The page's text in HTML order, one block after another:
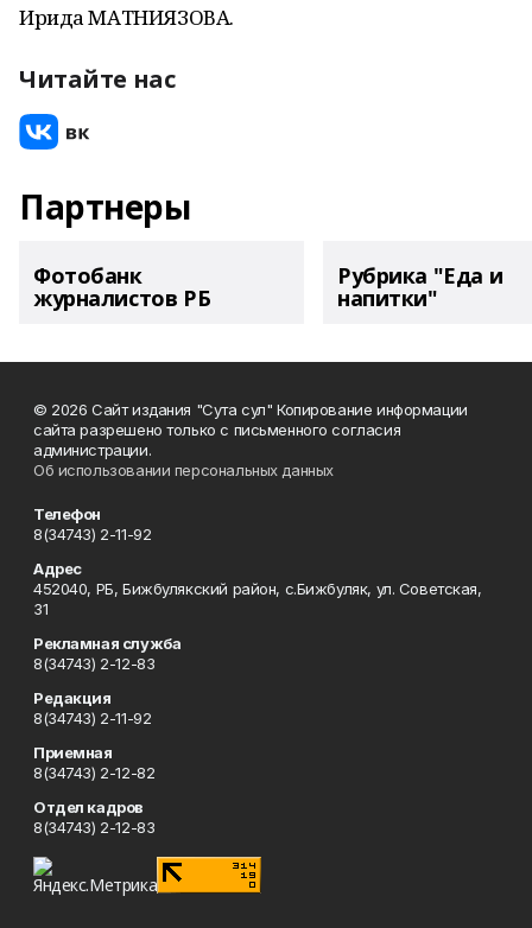
Ирида МАТНИЯЗОВА.
Читайте нас
Партнеры
Фотобанк
журналистов РБ
Рубрика "Еда и
напитки"
© 2026 Сайт издания "Сута сул" Копирование информации
сайта разрешено только с письменного согласия
администрации.
Об использовании персональных данных
Телефон
8(34743) 2-11-92
Адрес
452040, РБ, Бижбулякский район, с.Бижбуляк, ул. Советская,
31
Рекламная служба
8(34743) 2-12-83
Редакция
8(34743) 2-11-92
Приемная
8(34743) 2-12-82
Отдел кадров
8(34743) 2-12-83